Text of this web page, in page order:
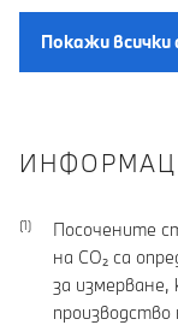
Покажи
Посочените
на CO₂ са
за